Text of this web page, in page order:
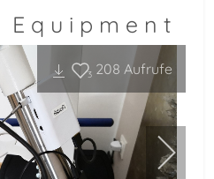
q u i p m e n t
3 208 Aufrufe